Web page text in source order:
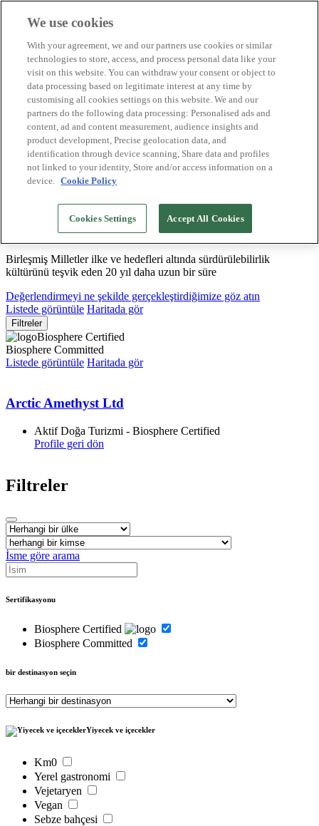
Biosphere Şirketlerini
Değerlendirmeyi nasıl yapıyoruz
Biz kimiz
TR
English
Español
Português
Français
Català
Deutsch
Sürdürülebilir modeller oluşturuyor ve iyi
uygulamaları tasdikliyoruz
Birleşmiş Milletler ilke ve hedefleri altında sürdürülebilirlik
kültürünü teşvik eden 20 yıl daha uzun bir süre
Değerlendirmeyi ne şekilde gerçekleştirdiğimize göz atın
Listede görüntüle Haritada gör
Filtreler
Biosphere Certified
Biosphere Committed
Listede görüntüle Haritada gör
Arctic Amethyst Ltd
Aktif Doğa Turizmi - Biosphere Certified
Profile geri dön
Filtreler
İsme göre arama
Sertifikasyonu
Biosphere Certified
Biosphere Committed
bir destinasyon seçin
Yiyecek ve içecekler
Km0
Yerel gastronomi
Vejetaryen
Vegan
Sebze bahçesi
We use cookies
With your agreement, we and our partners use cookies or similar
technologies to store, access, and process personal data like your
visit on this website. You can withdraw your consent or object to
data processing based on legitimate interest at any time by
customising all cookies settings on this website. We and our
partners do the following data processing: Personalised ads and
content, ad and content measurement, audience insights and
product development, Precise geolocation data, and
identification through device scanning, Share data and profiles
not linked to your identity, Store and/or access information on a
device. Cookie Policy
Cookies Settings Accept All Cookies